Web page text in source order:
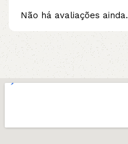
Não há avaliações ainda.